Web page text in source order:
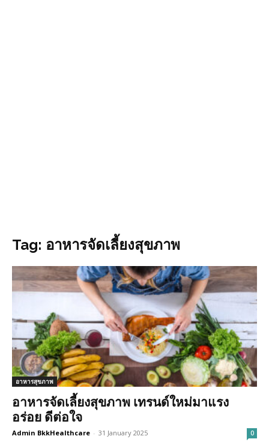
Tag: อาหารจัดเลี้ยงสุขภาพ
อาหารสุขภาพ
อาหารจัดเลี้ยงสุขภาพ เทรนด์ใหม่มาแรง
อร่อย ดีต่อใจ
Admin BkkHealthcare - 31 January 2025 0